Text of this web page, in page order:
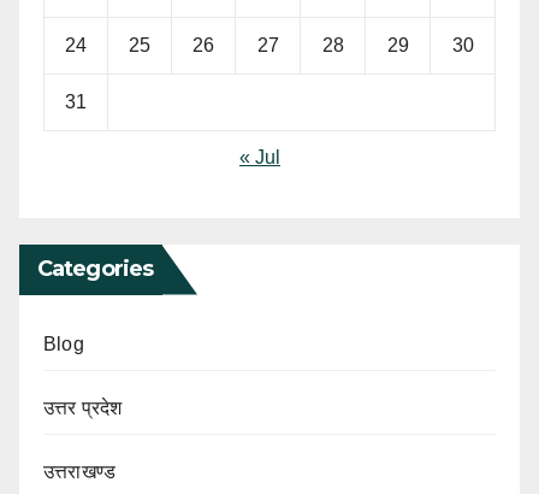
24 25 26 27 28 29 30
31
« Jul
Categories
Blog
उत्तर प्रदेश
उत्तराखण्ड